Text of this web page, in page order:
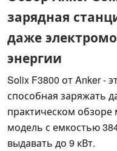
зарядная
даже
энергии
Solix F3800 от Anker -
способная заряжать
практическом
модель с емкостью
выдавать до 9 кВт.